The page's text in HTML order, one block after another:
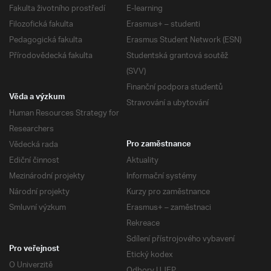
Fakulta životního prostředí
Filozofická fakulta
Pedagogická fakulta
Přírodovědecká fakulta
E-learning
Erasmus+ – studenti
Erasmus Student Network (ESN)
Studentská grantová soutěž
(SVV)
Finanční podpora studentů
Stravování a ubytování
Věda a výzkum
Human Resources Strategy for
Researchers
Vědecká rada
Ediční činnost
Mezinárodní projekty
Národní projekty
Smluvní výzkum
Pro zaměstnance
Aktuality
Informační systémy
Kurzy pro zaměstnance
Erasmus+ – zaměstnaci
Rekreace
Sdílení přístrojového vybavení
Etický kodex
Pro veřejnost
O Univerzitě